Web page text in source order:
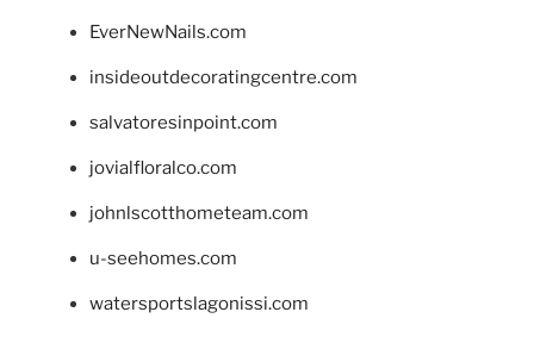
EverNewNails.com
insideoutdecoratingcentre.com
salvatoresinpoint.com
jovialfloralco.com
johnlscotthometeam.com
u-seehomes.com
watersportslagonissi.com